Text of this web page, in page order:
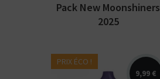
Pack New Moonshiners
2025
PRIX ÉCO !
9,99 €